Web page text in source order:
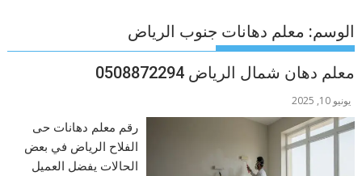
الوسم: معلم دهانات جنوب الرياض
معلم دهان شمال الرياض 0508872294
يونيو 10, 2025
رقم معلم دهانات حى
الفلاح الرياض في بعض
الحالات يفضل العميل